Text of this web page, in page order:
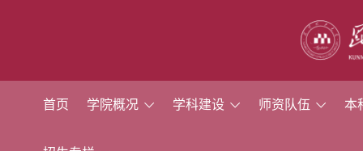
首页 学院概况 学科建设 师资队伍 本